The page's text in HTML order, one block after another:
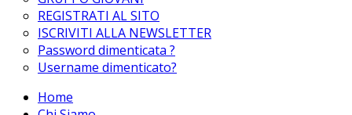
REGISTRATI AL SITO
ISCRIVITI ALLA NEWSLETTER
Password dimenticata ?
Username dimenticato?
Home